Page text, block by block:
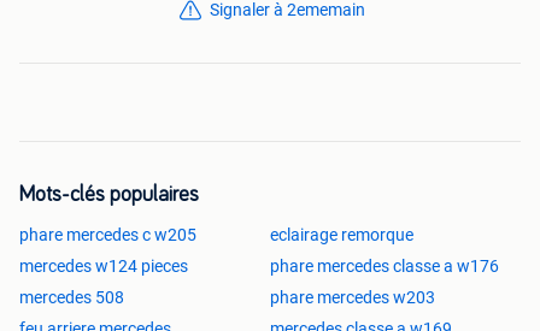
Signaler à 2ememain
Mots-clés populaires
phare mercedes c w205
eclairage remorque
mercedes w124 pieces
phare mercedes classe a w176
mercedes 508
phare mercedes w203